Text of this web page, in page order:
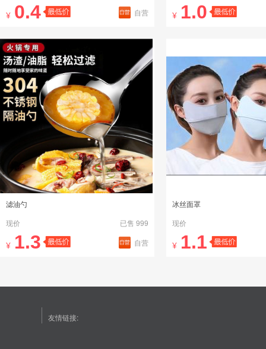
¥ 0.4 自营 ¥ 1.0
滤油勺
现价
已售 999
¥ 1.3 自营
冰丝面罩
现价
¥ 1.1
友情链接: